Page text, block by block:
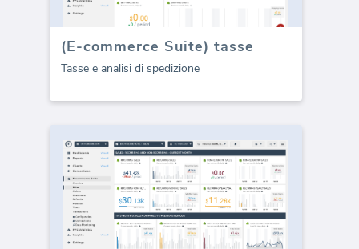
(E-commerce Suite) tasse
Tasse e analisi di spedizione